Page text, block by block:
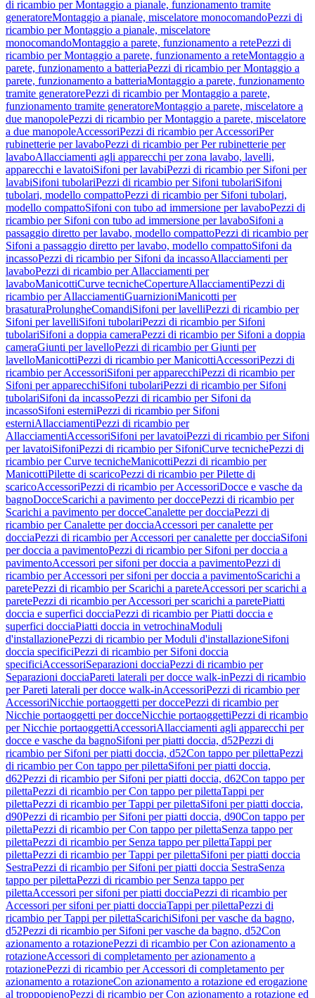
di ricambio per Montaggio a pianale, funzionamento tramite
generatoreMontaggio a pianale, miscelatore monocomandoPezzi di
ricambio per Montaggio a pianale, miscelatore
monocomandoMontaggio a parete, funzionamento a retePezzi di
ricambio per Montaggio a parete, funzionamento a reteMontaggio a
parete, funzionamento a batteriaPezzi di ricambio per Montaggio a
parete, funzionamento a batteriaMontaggio a parete, funzionamento
tramite generatorePezzi di ricambio per Montaggio a parete,
funzionamento tramite generatoreMontaggio a parete, miscelatore a
due manopolePezzi di ricambio per Montaggio a parete, miscelatore
a due manopoleAccessoriPezzi di ricambio per AccessoriPer
rubinetterie per lavaboPezzi di ricambio per Per rubinetterie per
lavaboAllacciamenti agli apparecchi per zona lavabo, lavelli,
apparecchi e lavatoiSifoni per lavabiPezzi di ricambio per Sifoni per
lavabiSifoni tubolariPezzi di ricambio per Sifoni tubolariSifoni
tubolari, modello compattoPezzi di ricambio per Sifoni tubolari,
modello compattoSifoni con tubo ad immersione per lavaboPezzi di
ricambio per Sifoni con tubo ad immersione per lavaboSifoni a
passaggio diretto per lavabo, modello compattoPezzi di ricambio per
Sifoni a passaggio diretto per lavabo, modello compattoSifoni da
incassoPezzi di ricambio per Sifoni da incassoAllacciamenti per
lavaboPezzi di ricambio per Allacciamenti per
lavaboManicottiCurve tecnicheCopertureAllacciamentiPezzi di
ricambio per AllacciamentiGuarnizioniManicotti per
brasaturaProlungheComandiSifoni per lavelliPezzi di ricambio per
Sifoni per lavelliSifoni tubolariPezzi di ricambio per Sifoni
tubolariSifoni a doppia cameraPezzi di ricambio per Sifoni a doppia
cameraGiunti per lavelloPezzi di ricambio per Giunti per
lavelloManicottiPezzi di ricambio per ManicottiAccessoriPezzi di
ricambio per AccessoriSifoni per apparecchiPezzi di ricambio per
Sifoni per apparecchiSifoni tubolariPezzi di ricambio per Sifoni
tubolariSifoni da incassoPezzi di ricambio per Sifoni da
incassoSifoni esterniPezzi di ricambio per Sifoni
esterniAllacciamentiPezzi di ricambio per
AllacciamentiAccessoriSifoni per lavatoiPezzi di ricambio per Sifoni
per lavatoiSifoniPezzi di ricambio per SifoniCurve tecnichePezzi di
ricambio per Curve tecnicheManicottiPezzi di ricambio per
ManicottiPilette di scaricoPezzi di ricambio per Pilette di
scaricoAccessoriPezzi di ricambio per AccessoriDocce e vasche da
bagnoDocceScarichi a pavimento per doccePezzi di ricambio per
Scarichi a pavimento per docceCanalette per docciaPezzi di
ricambio per Canalette per docciaAccessori per canalette per
docciaPezzi di ricambio per Accessori per canalette per docciaSifoni
per doccia a pavimentoPezzi di ricambio per Sifoni per doccia a
pavimentoAccessori per sifoni per doccia a pavimentoPezzi di
ricambio per Accessori per sifoni per doccia a pavimentoScarichi a
paretePezzi di ricambio per Scarichi a pareteAccessori per scarichi a
paretePezzi di ricambio per Accessori per scarichi a paretePiatti
doccia e superfici docciaPezzi di ricambio per Piatti doccia e
superfici docciaPiatti doccia in vetrochinaModuli
d'installazionePezzi di ricambio per Moduli d'installazioneSifoni
doccia specificiPezzi di ricambio per Sifoni doccia
specificiAccessoriSeparazioni docciaPezzi di ricambio per
Separazioni docciaPareti laterali per docce walk-inPezzi di ricambio
per Pareti laterali per docce walk-inAccessoriPezzi di ricambio per
AccessoriNicchie portaoggetti per doccePezzi di ricambio per
Nicchie portaoggetti per docceNicchie portaoggettiPezzi di ricambio
per Nicchie portaoggettiAccessoriAllacciamenti agli apparecchi per
docce e vasche da bagnoSifoni per piatti doccia, d52Pezzi di
ricambio per Sifoni per piatti doccia, d52Con tappo per pilettaPezzi
di ricambio per Con tappo per pilettaSifoni per piatti doccia,
d62Pezzi di ricambio per Sifoni per piatti doccia, d62Con tappo per
pilettaPezzi di ricambio per Con tappo per pilettaTappi per
pilettaPezzi di ricambio per Tappi per pilettaSifoni per piatti doccia,
d90Pezzi di ricambio per Sifoni per piatti doccia, d90Con tappo per
pilettaPezzi di ricambio per Con tappo per pilettaSenza tappo per
pilettaPezzi di ricambio per Senza tappo per pilettaTappi per
pilettaPezzi di ricambio per Tappi per pilettaSifoni per piatti doccia
SestraPezzi di ricambio per Sifoni per piatti doccia SestraSenza
tappo per pilettaPezzi di ricambio per Senza tappo per
pilettaAccessori per sifoni per piatti docciaPezzi di ricambio per
Accessori per sifoni per piatti docciaTappi per pilettaPezzi di
ricambio per Tappi per pilettaScarichiSifoni per vasche da bagno,
d52Pezzi di ricambio per Sifoni per vasche da bagno, d52Con
azionamento a rotazionePezzi di ricambio per Con azionamento a
rotazioneAccessori di completamento per azionamento a
rotazionePezzi di ricambio per Accessori di completamento per
azionamento a rotazioneCon azionamento a rotazione ed erogazione
al troppopienoPezzi di ricambio per Con azionamento a rotazione ed